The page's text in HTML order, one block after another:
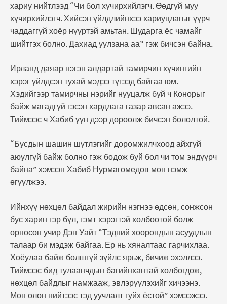
хариу нийтлээд “Чи бол хүчирхийлэгч. Өөдгүй муу
хүчирхийлэгч. Хийсэн үйлдлийнхээ хариуцлагыг үүрч
чаддаггүй хоёр нүүртэй амьтан. Шударга ёс чамайг
шийтгэх болно. Дахиад уулзана аа” гэж бичсэн байна.
Ирланд даяар нэгэн алдартай тамирчин хүчингийн
хэрэг үйлдсэн тухай мэдээ түгээд байгаа юм.
Хэдийгээр тамирчны нэрийг нууцалж буй ч Конорыг
байж магадгүй гэсэн хардлага газар авсан ажээ.
Тиймээс ч Хабиб үүн дээр дөрөөлж бичсэн бололтой.
“Бусдын шашин шүтлэгийг доромжилчхоод айхгүй
аюулгүй байж болно гэж бодож буй бол чи том эндүүрч
байна” хэмээн Хабиб Нурмагомедов мөн нэмж
өгүүлжээ.
Ийнхүү нөхцөл байдал жирийн нэгнээ өдсөн, сонжсон
бус харин гэр бүл, гэмт хэрэгтэй холбоотой болж
өрнөсөн учир Дэн Уайт “Тэдний хоорондын асуудлын
талаар би мэдэж байгаа. Ер нь хяналтаас гарчихлаа.
Хоёулаа байж болшгүй зүйлс ярьж, бичиж эхэллээ.
Тиймээс бид тулаанчдын багийнхантай холбогдож,
нөхцөл байдлыг намжааж, эвлэрүүлэхийг хичээнэ.
Мөн олон нийтээс тэд уучлалт гуйх ёстой” хэмээжээ.